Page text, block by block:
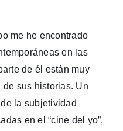
me he encontrado
en las
de él están muy
de sus historias. Un
la subjetividad
en el “cine del yo”,